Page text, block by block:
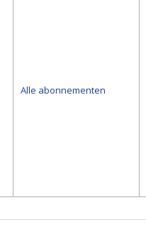
Alle abonnementen